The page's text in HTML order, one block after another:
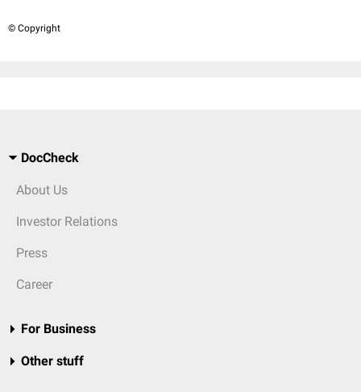
© Copyright
DocCheck
About Us
Investor Relations
Press
Career
For Business
Other stuff